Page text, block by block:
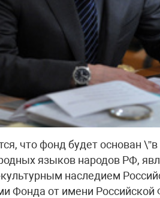
что фонд будет основан
языков народов РФ,
наследием
Фонда от имени Российской